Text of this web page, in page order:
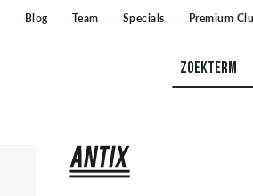
Blog Team Specials Premium